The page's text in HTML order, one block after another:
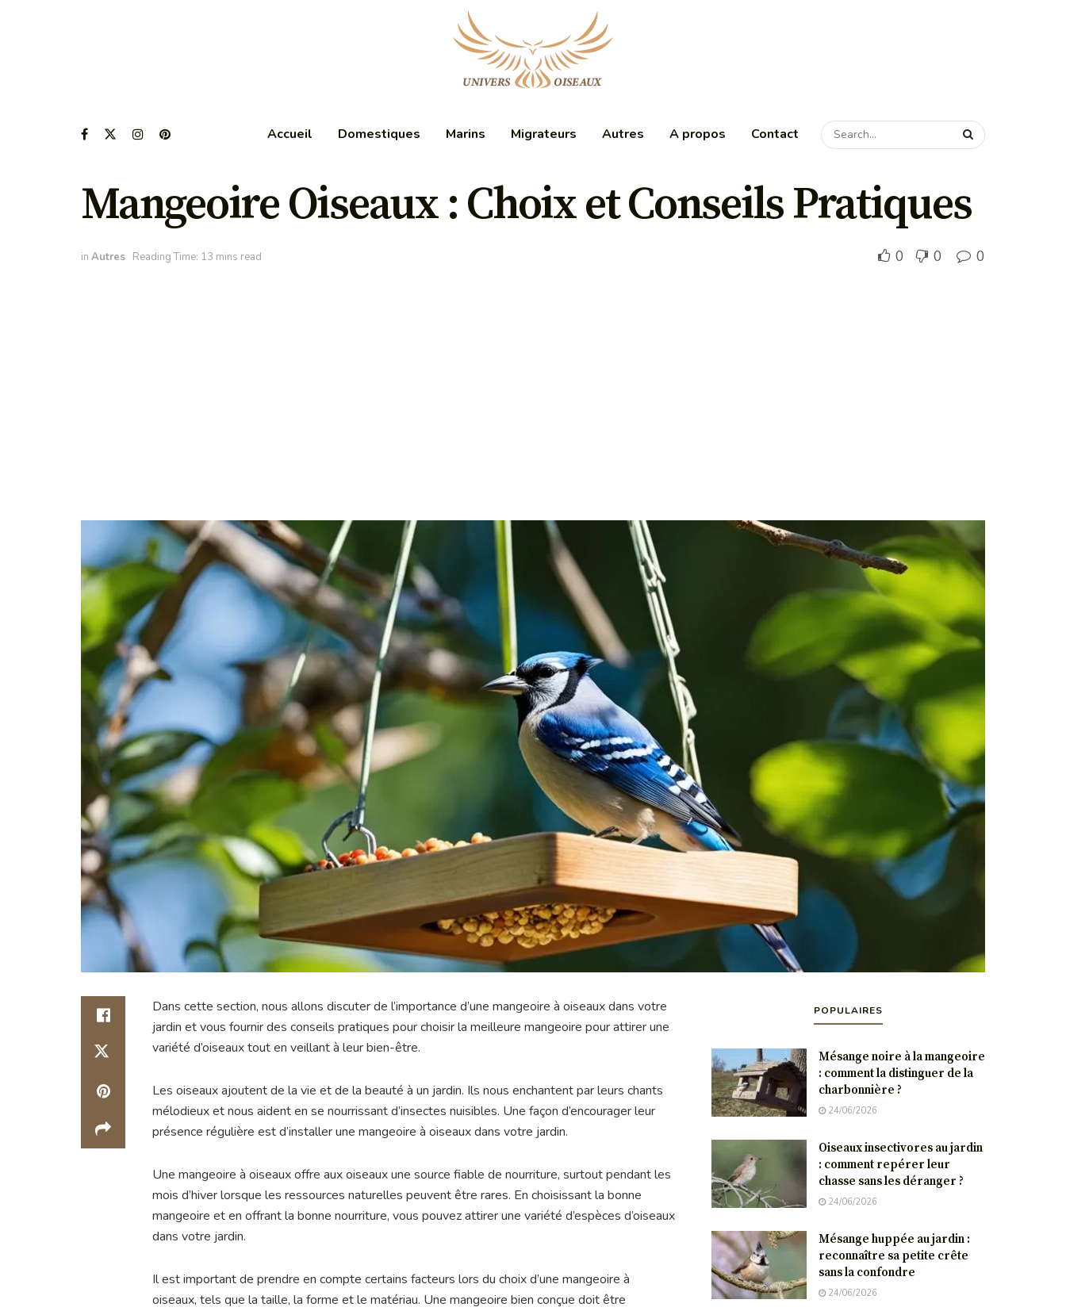
Accueil Domestiques Marins Migrateurs Autres A propos Contact
Mangeoire Oiseaux : Choix et Conseils Pratiques
in Autres Reading Time: 13 mins read 0 0 0
Dans cette section, nous allons discuter de l’importance d’une mangeoire à oiseaux dans votre
jardin et vous fournir des conseils pratiques pour choisir la meilleure mangeoire pour attirer une
variété d’oiseaux tout en veillant à leur bien-être.
Les oiseaux ajoutent de la vie et de la beauté à un jardin. Ils nous enchantent par leurs chants
mélodieux et nous aident en se nourrissant d’insectes nuisibles. Une façon d’encourager leur
présence régulière est d’installer une mangeoire à oiseaux dans votre jardin.
Une mangeoire à oiseaux offre aux oiseaux une source fiable de nourriture, surtout pendant les
mois d’hiver lorsque les ressources naturelles peuvent être rares. En choisissant la bonne
mangeoire et en offrant la bonne nourriture, vous pouvez attirer une variété d’espèces d’oiseaux
dans votre jardin.
Il est important de prendre en compte certains facteurs lors du choix d’une mangeoire à
oiseaux, tels que la taille, la forme et le matériau. Une mangeoire bien conçue doit être
POPULAIRES
Mésange noire à la mangeoire
: comment la distinguer de la
charbonnière ?
24/06/2026
Oiseaux insectivores au jardin
: comment repérer leur
chasse sans les déranger ?
24/06/2026
Mésange huppée au jardin :
reconnaître sa petite crête
sans la confondre
24/06/2026